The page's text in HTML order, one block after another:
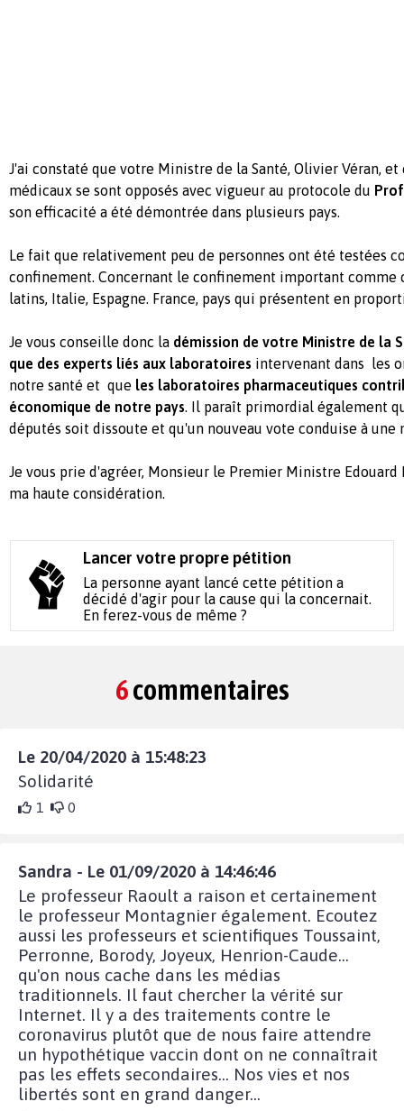
J'ai constaté que votre Ministre de la Santé, Olivier Véran,
médicaux se sont opposés avec vigueur au protocole du
son efficacité a été démontrée dans plusieurs pays.
Le fait que relativement peu de personnes ont été testées
confinement. Concernant le confinement important comme
latins, Italie, Espagne. France, pays qui présentent en
Je vous conseille donc la démission de votre Ministre de la
que des experts liés aux laboratoires intervenant dans les
notre santé et que les laboratoires pharmaceutiques
économique de notre pays. Il paraît primordial également
députés soit dissoute et qu'un nouveau vote conduise à une
Je vous prie d'agréer, Monsieur le Premier Ministre
ma haute considération.
Lancer votre propre pétition
La personne ayant lancé cette pétition a
décidé d'agir pour la cause qui la concernait.
En ferez-vous de même ?
6commentaires
Le 20/04/2020 à 15:48:23
Solidarité
1 0
Sandra - Le 01/09/2020 à 14:46:46
Le professeur Raoult a raison et certainement
le professeur Montagnier également. Ecoutez
aussi les professeurs et scientifiques Toussaint,
Perronne, Borody, Joyeux, Henrion-Caude...
qu'on nous cache dans les médias
traditionnels. Il faut chercher la vérité sur
Internet. Il y a des traitements contre le
coronavirus plutôt que de nous faire attendre
un hypothétique vaccin dont on ne connaîtrait
pas les effets secondaires... Nos vies et nos
libertés sont en grand danger...